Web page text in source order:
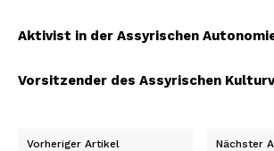
Aktivist in der Assyrischen Autonomie
Vorsitzender des Assyrischen
Vorheriger Artikel Nächster